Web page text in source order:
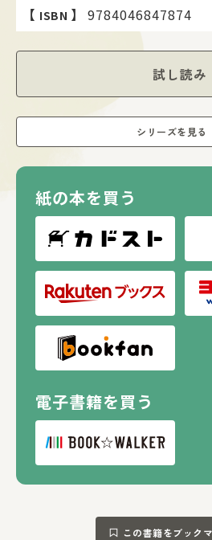
＜この本のすごいところ！＞
●自由研究や探究学習のネタ探しに
●小学校受験にもおすすめ
●オールカラー、416Pの超充実ボ
いるので、読んだらすぐに空を見
たり、自分で確認できる！
●写真＆イラスト＆図解が充実でわ
●「むし」「どうぶつ」「うちゅう
の科学ネタが好奇心を刺激し、子ど
●一冊で、子どもが知りたいこと・
を網羅！
●子どもの「読みたい！」が止まら
な紙面デザイン
●日本科学未来館監修
●すべてふりがなつき
●自分で読むなら5歳頃～／読み聞
●誕生日・進級進学のプレゼントに
【 ISBN 】 9784046847874
試し読み
シリーズを見る
紙の本を買う
電子書籍を買う
この書籍をブック